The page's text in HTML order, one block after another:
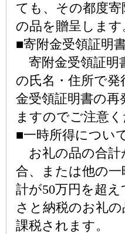
ても、その都度
の品を贈呈します
■寄附金受領証明
寄附金受領証明
の氏名・住所で
金受領証明書の
ますのでご注意く
■一時所得につい
お礼の品の合計
合、または他の
計が50万円を超
さと納税のお礼
課税されます。